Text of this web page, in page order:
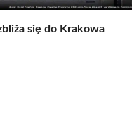
się do Krakowa